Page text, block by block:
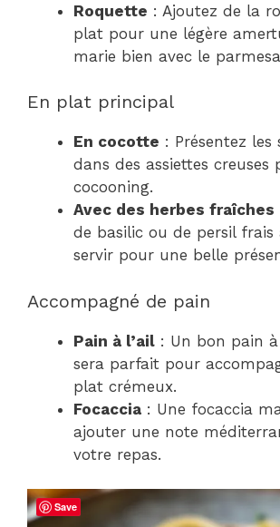
Roquette : Ajoutez de la
plat pour une légère
marie bien avec le
En plat principal
En cocotte : Présentez les
dans des assiettes
cocooning.
Avec des herbes fraîches
de basilic ou de persil frais
servir pour une belle
Accompagné de pain
Pain à l’ail : Un bon pain à
sera parfait pour
plat crémeux.
Focaccia : Une focaccia
ajouter une note
votre repas.
Save